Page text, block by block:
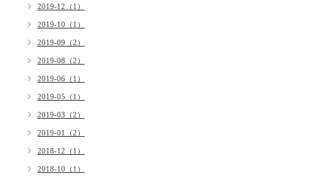
2019-12（1）
2019-10（1）
2019-09（2）
2019-08（2）
2019-06（1）
2019-05（1）
2019-03（2）
2019-01（2）
2018-12（1）
2018-10（1）